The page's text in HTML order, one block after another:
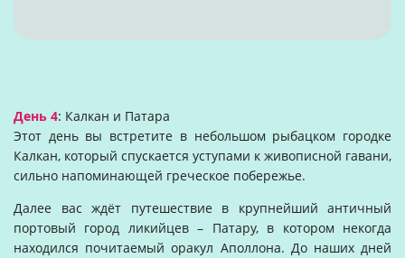
День 4: Калкан и Патара
Этот день вы встретите в небольшом рыбацком городке
Калкан, который спускается уступами к живописной гавани,
сильно напоминающей греческое побережье.
Далее вас ждёт путешествие в крупнейший античный
портовый город ликийцев – Патару, в котором некогда
находился почитаемый оракул Аполлона. До наших дней